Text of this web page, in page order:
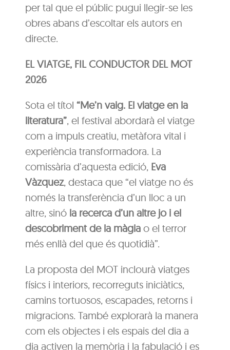
per tal que el públic pugui llegir-se les
obres abans d’escoltar els autors en
directe.
EL VIATGE, FIL CONDUCTOR DEL MOT
2026
Sota el títol“Me’n vaig. El viatge en la
literatura”, el festival abordarà el viatge
com a impuls creatiu, metàfora vital i
experiència transformadora. La
comissària d’aquesta edició, Eva
Vàzquez, destaca que “el viatge no és
només la transferència d’un lloc a un
altre, sinó la recerca d’un altre jo i el
descobriment de la màgia o el terror
més enllà del que és quotidià”.
La proposta del MOT inclourà viatges
físics i interiors, recorreguts iniciàtics,
camins tortuosos, escapades, retorns i
migracions. També explorarà la manera
com els objectes i els espais del dia a
dia activen la memòria i la fabulació i es